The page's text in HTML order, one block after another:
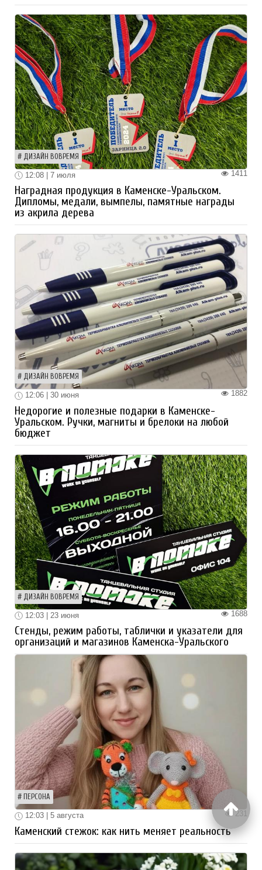
ДИЗАЙН ВОВРЕМЯ
1411
12:08 | 7 июля
Наградная продукция в Каменске-Уральском.
Дипломы, медали, вымпелы, памятные награды
из акрила дерева
ДИЗАЙН ВОВРЕМЯ
1882
12:06 | 30 июня
Недорогие и полезные подарки в Каменске-
Уральском. Ручки, магниты и брелоки на любой
бюджет
ДИЗАЙН ВОВРЕМЯ
1688
12:03 | 23 июня
Стенды, режим работы, таблички и указатели для
организаций и магазинов Каменска-Уральского
ПЕРСОНА
231
12:03 | 5 августа
Каменский стежок: как нить меняет реальность